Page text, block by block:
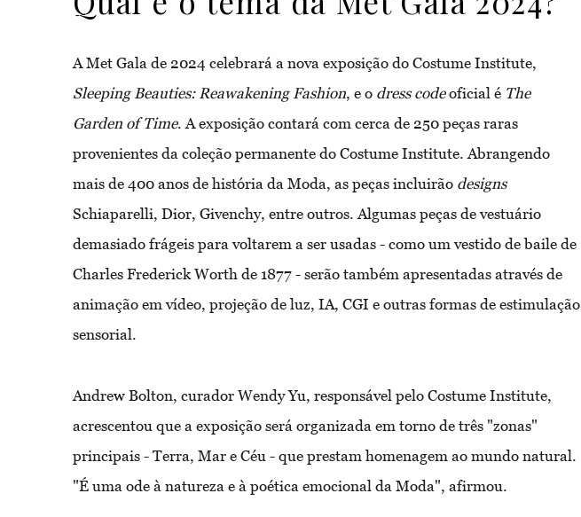
A Met Gala de 2024 celebrará a nova exposição do Costume Institute,
Sleeping Beauties: Reawakening Fashion, e o dress codeoficial é The
Garden of Time. A exposição contará com cerca de 250 peças raras
provenientes da coleção permanente do Costume Institute. Abrangendo
mais de 400 anos de história da Moda, as peças incluirão designs
Schiaparelli, Dior, Givenchy, entre outros. Algumas peças de vestuário
demasiado frágeis para voltarem a ser usadas - como um vestido de baile de
Charles Frederick Worth de 1877 - serão também apresentadas através de
animação em vídeo, projeção de luz, IA, CGI e outras formas de estimulação
sensorial.
Andrew Bolton, curador Wendy Yu, responsável pelo Costume Institute,
acrescentou que a exposição será organizada em torno de três "zonas"
principais - Terra, Mar e Céu - que prestam homenagem ao mundo natural.
"É uma ode à natureza e à poética emocional da Moda", afirmou.